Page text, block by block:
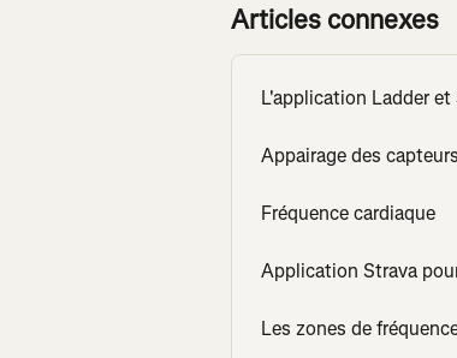
Articles connexes
L'application Ladder et
Appairage des
Fréquence cardiaque
Application Strava
Les zones de